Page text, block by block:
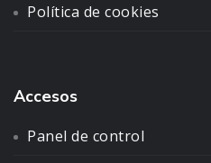
Política de cookies
Accesos
Panel de control